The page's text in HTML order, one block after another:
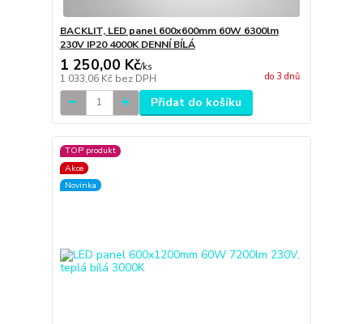
BACKLIT, LED panel 600x600mm 60W 6300lm
230V IP20 4000K DENNÍ BÍLÁ
1 250,00 Kč/ks
1 033,06 Kč bez DPH do 3 dnů
Přidat do košíku
TOP produkt
Akce
Novinka